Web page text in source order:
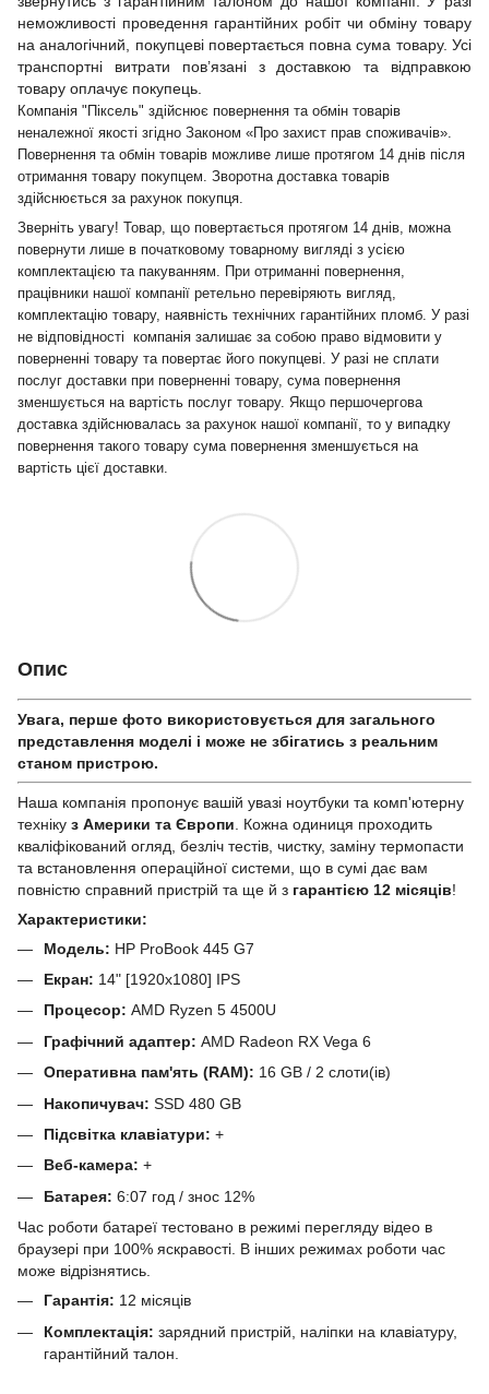
неможливості проведення гарантійних робіт чи обміну товару
на аналогічний, покупцеві повертається повна сума товару. Усі
транспортні витрати пов’язані з доставкою та відправкою
товару оплачує покупець.
Компанія "Піксель" здійснює повернення та обмін товарів
неналежної якості згідно Законом «Про захист прав споживачів».
Повернення та обмін товарів можливе лише протягом 14 днів після
отримання товару покупцем. Зворотна доставка товарів
здійснюється за рахунок покупця.
Зверніть увагу! Товар, що повертається протягом 14 днів, можна
повернути лише в початковому товарному вигляді з усією
комплектацією та пакуванням. При отриманні повернення,
працівники нашої компанії ретельно перевіряють вигляд,
комплектацію товару, наявність технічних гарантійних пломб. У разі
не відповідності компанія залишає за собою право відмовити у
поверненні товару та повертає його покупцеві. У разі не сплати
послуг доставки при поверненні товару, сума повернення
зменшується на вартість послуг товару. Якщо першочергова
доставка здійснювалась за рахунок нашої компанії, то у випадку
повернення такого товару сума повернення зменшується на
вартість цієї доставки.
Опис
Увага, перше фото використовується для загального
представлення моделі і може не збігатись з реальним
станом приcтрою.
Наша компанія пропонує вашій увазі ноутбуки та комп'ютерну
техніку з Америки та Європи . Кожна одиниця проходить
кваліфікований огляд, безліч тестів, чистку, заміну термопасти
та встановлення операційної системи, що в сумі дає вам
повністю справний пристрій та ще й з гарантією 12 місяців!
Характеристики:
Модель: HP ProBook 445 G7
Екран: 14" [1920x1080] IPS
Процесор: AMD Ryzen 5 4500U
Графічний адаптер: AMD Radeon RX Vega 6
Оперативна пам'ять (RAM): 16 GB / 2 слоти(ів)
Накопичувач: SSD 480 GB
Підсвітка клавіатури: +
Веб-камера: +
Батарея: 6:07 год / знос 12%
Час роботи батареї тестовано в режимі перегляду відео в
браузері при 100% яскравості. В інших режимах роботи час
може відрізнятись.
Гарантія: 12 місяців
Комплектація: зарядний пристрій, наліпки на клавіатуру,
гарантійний талон.